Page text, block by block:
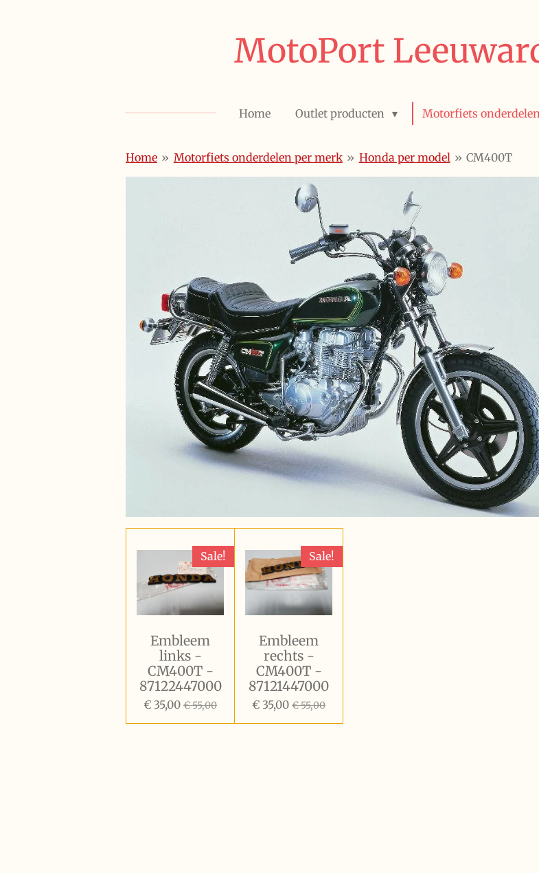
MotoPort
Home Outlet producten Motorfiets
Home » Motorfiets onderdelen per merk » Honda per model » CM400T
Sale!
Embleem
links -
CM400T -
87122447000
€ 35,00 € 55,00
Sale!
Embleem
rechts -
CM400T -
87121447000
€ 35,00 € 55,00